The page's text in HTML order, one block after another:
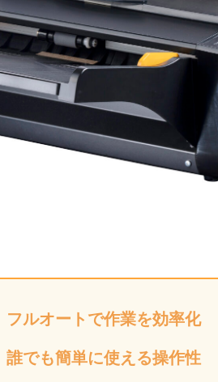
フルオートで作業を効率化
誰でも簡単に使える操作性